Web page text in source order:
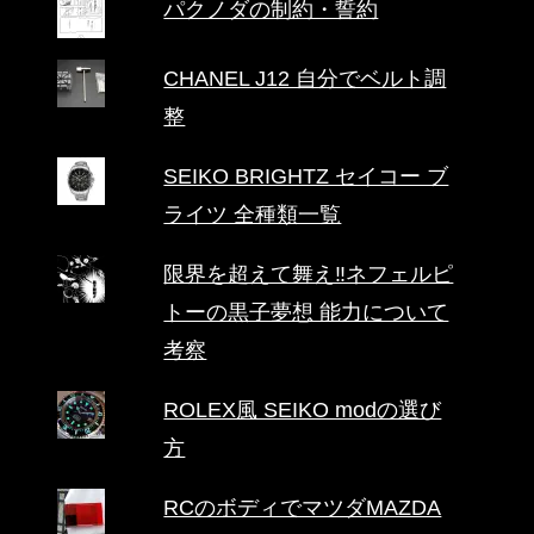
パクノダの制約・誓約
CHANEL J12 自分でベルト調
整
SEIKO BRIGHTZ セイコー ブ
ライツ 全種類一覧
限界を超えて舞え‼ネフェルピ
トーの黒子夢想 能力について
考察
ROLEX風 SEIKO modの選び
方
RCのボディでマツダMAZDA